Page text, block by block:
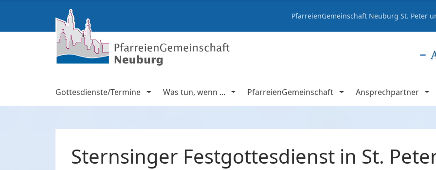
PfarreienGemeinschaft Neuburg St. Peter
Gottesdienste/Termine Was tun, wenn ... PfarreienGemeinschaft Ansprechpartner
Sternsinger Festgottesdienst in St.